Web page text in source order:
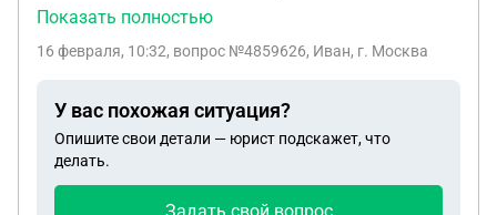
оставшихся без попечения родителей, с
сертификата (в соответствии с Федеральным
данные: Горохов Иван Евгеньевич, дата
рождения: 14.05.1990 г. (35 лет), Суть проблемы: В
несовершеннолетнем возрасте я фактически
Показать полностью
16 февраля, 10:32, вопрос №4859626, Иван, г. Москва
У вас похожая ситуация?
Опишите свои детали — юрист подскажет, что
делать.